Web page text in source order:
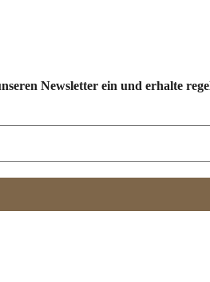
Newsletter ein und erhalte